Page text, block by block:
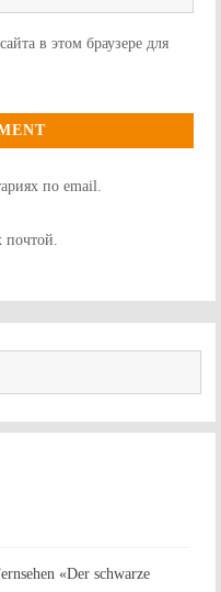
в этом браузере для
по email.
«Der schwarze